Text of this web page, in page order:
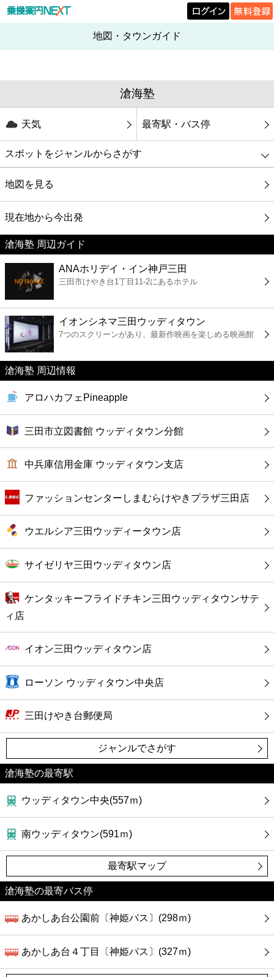
地図・タウンガイド
滄海塾
天気 最寄駅・バス停
スポットをジャンルからさがす
グルメ
映画
美容
コンビニ
薬局
スーパー
エンタメ
レジャー
書店
ファミレス
ファーストフード
カフェ
ショッピング
銀行
公共
病院
ホテル
地図を見る
現在地から今出発
滄海塾 周辺ガイド
ANAホリデイ・イン神戸三田
三田市けやき台1丁目11-2にあるホテル
イオンシネマ三田ウッディタウン
7つのスクリーンがあり、最新作映画を楽しめる映画館
滄海塾 周辺情報
アロハカフェPineapple
三田市立図書館 ウッディタウン分館
中兵庫信用金庫 ウッディタウン支店
ファッションセンターしまむらけやきプラザ三田店
ウエルシア三田ウッディータウン店
サイゼリヤ三田ウッディタウン店
ケンタッキーフライドチキン三田ウッディタウンサテ
ィ店
イオン三田ウッディタウン店
ローソン ウッディタウン中央店
三田けやき台郵便局
ジャンルでさがす
滄海塾の最寄駅
ウッディタウン中央(557ｍ)
南ウッディタウン(591ｍ)
最寄駅マップ
滄海塾の最寄バス停
あかしあ台公園前〔神姫バス〕(298ｍ)
あかしあ台４丁目〔神姫バス〕(327ｍ)